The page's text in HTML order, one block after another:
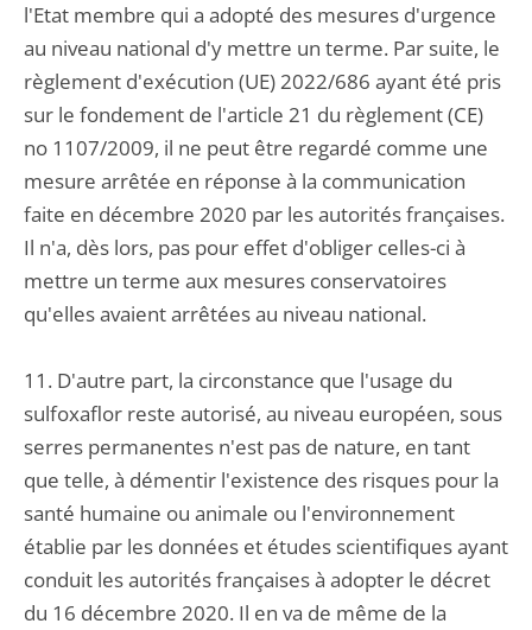
l'Etat membre qui a adopté des mesures d'urgence
au niveau national d'y mettre un terme. Par suite, le
règlement d'exécution (UE) 2022/686 ayant été pris
sur le fondement de l'article 21 du règlement (CE)
no 1107/2009, il ne peut être regardé comme une
mesure arrêtée en réponse à la communication
faite en décembre 2020 par les autorités françaises.
Il n'a, dès lors, pas pour effet d'obliger celles-ci à
mettre un terme aux mesures conservatoires
qu'elles avaient arrêtées au niveau national.
11. D'autre part, la circonstance que l'usage du
sulfoxaflor reste autorisé, au niveau européen, sous
serres permanentes n'est pas de nature, en tant
que telle, à démentir l'existence des risques pour la
santé humaine ou animale ou l'environnement
établie par les données et études scientifiques ayant
conduit les autorités françaises à adopter le décret
du 16 décembre 2020. Il en va de même de la